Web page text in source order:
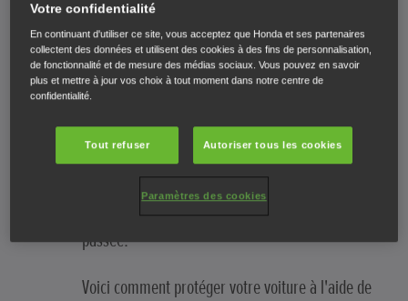
mieux préserver la propreté de l'habitacle de
votre voiture, surtout si vous êtes plusieurs à
l'utiliser.
Il est judicieux de nettoyer l'habitacle avant qu'un
autre conducteur ou des passagers n'utilise la
voiture, et après que toute personne ayant
développé les symptômes d'une maladie y soit
passée.
Voici comment protéger votre voiture à l'aide de
Votre confidentialité
En continuant d'utiliser ce site, vous acceptez que Honda et ses partenaires
collectent des données et utilisent des cookies à des fins de personnalisation,
de fonctionnalité et de mesure des médias sociaux. Vous pouvez en savoir
plus et mettre à jour vos choix à tout moment dans notre centre de
confidentialité.
Tout refuser Autoriser tous les cookies
Paramètres des cookies